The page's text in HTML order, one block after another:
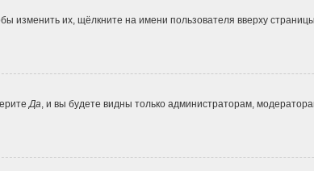
изменить их, щёлкните на имени пользователя вверху
Да , и вы будете видны только администраторам,